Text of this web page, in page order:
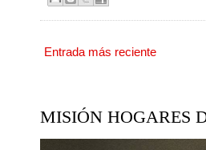
Entrada más reciente
MISIÓN HOGARES